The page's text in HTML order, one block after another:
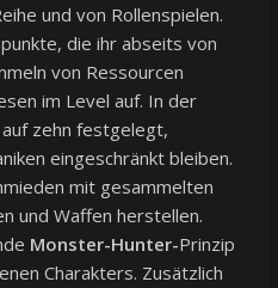
und von Rollenspielen.
die ihr abseits von
von Ressourcen
im Level auf. In der
zehn festgelegt,
eingeschränkt bleiben.
mit gesammelten
und Waffen herstellen.
Monster-Hunter-Prinzip
Charakters. Zusätzlich